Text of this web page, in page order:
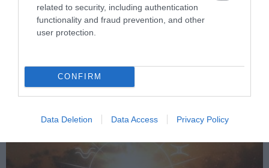
related to security, including authentication
functionality and fraud prevention, and other
user protection.
CONFIRM
Data Deletion Data Access Privacy Policy
ΑΣΤΡΑ & ΖΩΔΙΑ
ζώδια – Γιατί η φήμη τους τα αδικεί